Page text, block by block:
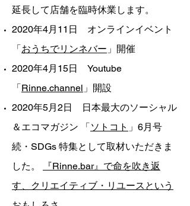
延長して店舗を臨時休業します。
2020年4月11日 オンラインイベント
「おうちでリンネバー 」開催
2020年4月15日 Youtube
「Rinne.channel 」開設
2020年5月2日 日本最大のソーシャル
＆エコマガジン 「ソトコト 」6月号
続・SDGs 特集として取材いただきま
した。
『Rinne.bar』で命を吹き返
す、クリエイティブ・リユースという